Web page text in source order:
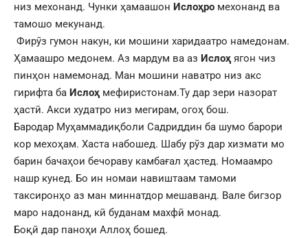
низ мехонанд. Чунки ҳамаашон Ислоҳро мехонанд ва
тамошо мекунанд.
Фирӯз гумон накун, ки мошини харидаатро намедонам.
Ҳамаашро медонем. Аз мардум ва аз Ислоҳ ягон чиз
пинҳон намемонад. Ман мошини наватро низ акс
гирифта ба Ислоҳ мефиристонам.Ту дар зери назорат
ҳастӣ. Акси худатро низ мегирам, огоҳ бош.
Бародар Муҳаммадиқболи Садриддин ба шумо барори
кор мехоҳам. Хаста набошед. Шабу рӯз дар хизмати мо
барин бачаҳои бечораву камбағал ҳастед. Номаамро
нашр кунед. Бо ин номаи навиштаам тамоми
таксиронҳо аз ман миннатдор мешаванд. Вале бигзор
маро надонанд, кӣ буданам махфӣ монад.
Боқӣ дар паноҳи Аллоҳ бошед.